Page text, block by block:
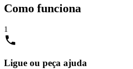
Como funciona
1
Ligue ou peça ajuda